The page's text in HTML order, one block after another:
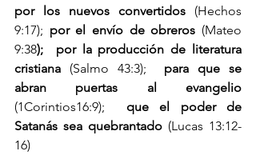
por los nuevos convertidos (Hechos
9:17); por el envío de obreros (Mateo
9:38);  por la producción de literatura
cristiana (Salmo 43:3); para que se
abran puertas al evangelio
(1Corintios16:9); que el poder de
Satanás sea quebrantado (Lucas 13:12-
16)